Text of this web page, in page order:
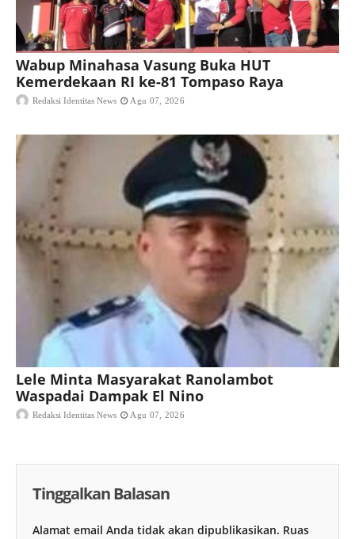
Wabup Minahasa Vasung Buka HUT
Kemerdekaan RI ke-81 Tompaso Raya
Redaksi Identitas News Agu 07, 2026
Lele Minta Masyarakat Ranolambot
Waspadai Dampak El Nino
Redaksi Identitas News Agu 07, 2026
Tinggalkan Balasan
Alamat email Anda tidak akan dipublikasikan. Ruas